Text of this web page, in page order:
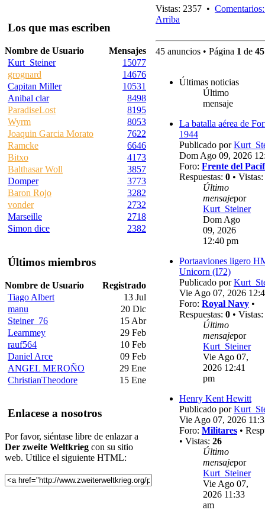
Los que mas escriben
Nombre de Usuario
Mensajes
Kurt_Steiner
15077
grognard
14676
Capitan Miller
10531
Anibal clar
8498
ParadiseLost
8195
Wyrm
8053
Joaquin Garcia Morato
7622
Ramcke
6646
Bitxo
4173
Balthasar Woll
3857
Domper
3773
Baron Rojo
3282
vonder
2732
Marseille
2718
Simon dice
2382
Últimos miembros
Nombre de Usuario
Registrado
Tiago Albert
13 Jul
manu
20 Dic
Steiner_76
15 Abr
Learnmey
29 Feb
rauf564
10 Feb
Daniel Arce
09 Feb
ANGEL MEROÑO
29 Ene
ChristianTheodore
15 Ene
Enlacese a nosotros
Por favor, siéntase libre de enlazar a
Der zweite Weltkrieg con su sitio
web. Utilice el siguiente HTML:
Vistas: 2357 •
Arriba
45 anuncios • Página 1 de 45
Últimas noticias
Último
mensaje
La batalla aérea de
1944
Publicado por
Dom Ago 09, 2026
Foro: Frente del
Respuestas: 0 • Vistas:
Último
mensajepor
Kurt_Steiner
Dom Ago
09, 2026
12:40 pm
Portaaviones ligero
Unicorn (I72)
Publicado por
Vie Ago 07, 2026
Foro: Royal Navy •
Respuestas: 0 • Vistas:
Último
mensajepor
Kurt_Steiner
Vie Ago 07,
2026 12:41
pm
Henry Kent Hewitt
Publicado por
Vie Ago 07, 2026
Foro: Militares •
• Vistas: 26
Último
mensajepor
Kurt_Steiner
Vie Ago 07,
2026 11:33
am